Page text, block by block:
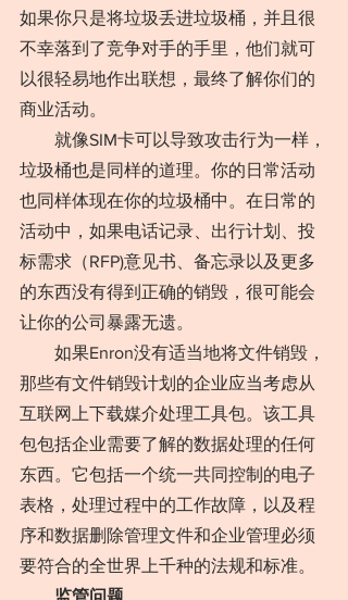
如果你只是将垃圾丢进垃圾桶，并且很
不幸落到了竞争对手的手里，他们就可
以很轻易地作出联想，最终了解你们的
商业活动。
就像SIM卡可以导致攻击行为一样，
垃圾桶也是同样的道理。你的日常活动
也同样体现在你的垃圾桶中。在日常的
活动中，如果电话记录、出行计划、投
标需求（RFP)意见书、备忘录以及更多
的东西没有得到正确的销毁，很可能会
让你的公司暴露无遗。
如果Enron没有适当地将文件销毁，
那些有文件销毁计划的企业应当考虑从
互联网上下载媒介处理工具包。该工具
包包括企业需要了解的数据处理的任何
东西。它包括一个统一共同控制的电子
表格，处理过程中的工作故障，以及程
序和数据删除管理文件和企业管理必须
要符合的全世界上千种的法规和标准。